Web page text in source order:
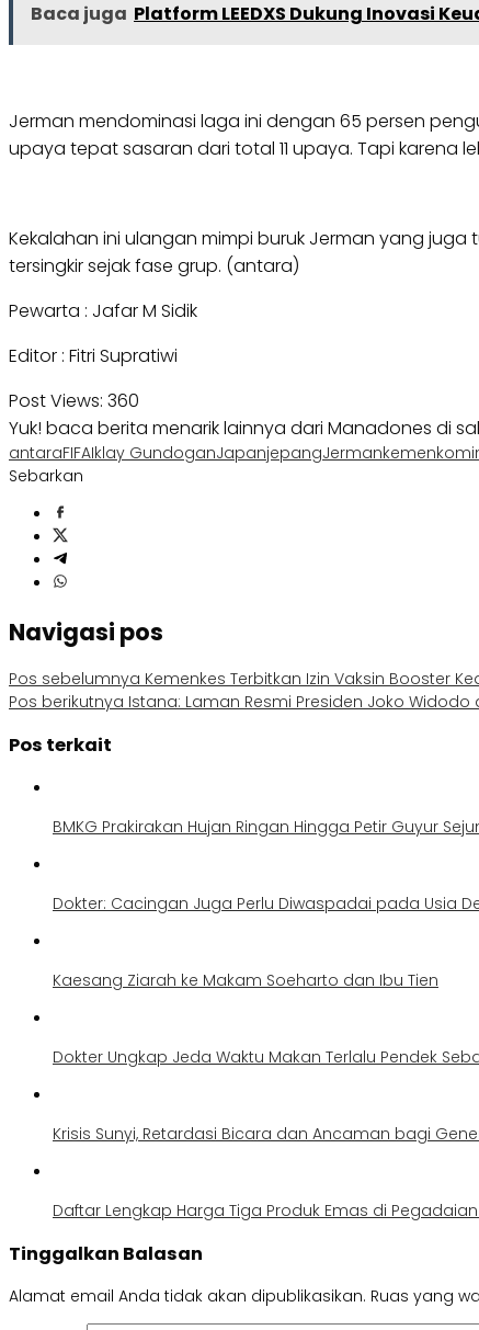
Baca juga Platform LEEDXS Dukung Inovasi
Jerman mendominasi laga ini dengan 65 persen
upaya tepat sasaran dari total 11 upaya. Tapi karena
Kekalahan ini ulangan mimpi buruk Jerman yang
tersingkir sejak fase grup. (antara)
Pewarta : Jafar M Sidik
Editor : Fitri Supratiwi
Post Views: 360
Yuk! baca berita menarik lainnya dari Manadones di
antaraFIFAIklay GundoganJapanjepangJerman
Sebarkan
Navigasi pos
Pos sebelumnya Kemenkes Terbitkan Izin Vaksin Booster
Pos berikutnya Istana: Laman Resmi Presiden Joko
Pos terkait
BMKG Prakirakan Hujan Ringan Hingga Petir Guyur
Dokter: Cacingan Juga Perlu Diwaspadai pada Usia
Kaesang Ziarah ke Makam Soeharto dan Ibu Tien
Dokter Ungkap Jeda Waktu Makan Terlalu Pendek
Krisis Sunyi, Retardasi Bicara dan Ancaman bagi
Daftar Lengkap Harga Tiga Produk Emas di
Tinggalkan Balasan
Alamat email Anda tidak akan dipublikasikan. Ruas yang